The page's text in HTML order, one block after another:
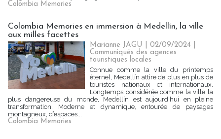
Colombia Memories
Colombia Memories en immersion à Medellín, la ville
aux milles facettes
Marianne JAGU | 02/09/2024
Communiqués des agences
touristiques locales
Connue comme la ville du printemps
éternel, Medellín attire de plus en plus de
touristes nationaux et internationaux.
Longtemps considérée comme la ville la
plus dangereuse du monde, Medellín est aujourd’hui en pleine
transformation. Moderne et dynamique, entourée de paysages
montagneux, d’espaces...
Colombia Memories